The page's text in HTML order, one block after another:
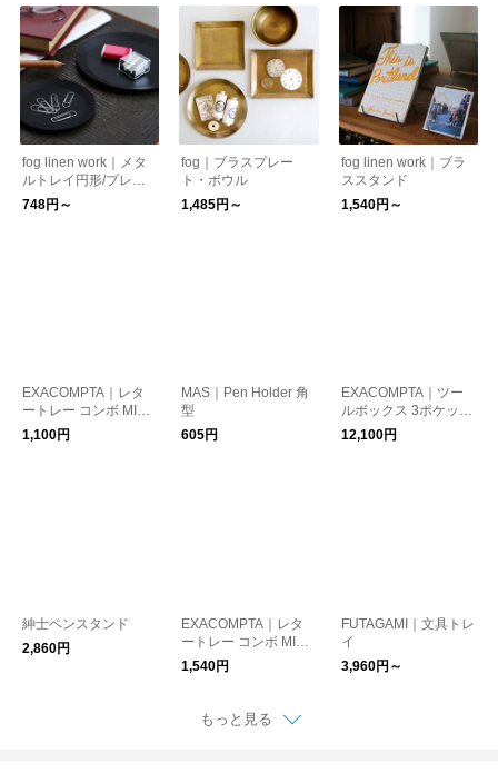
fog linen work｜メタ
ルトレイ円形/プレー
ト
748円～
fog｜ブラスプレー
ト・ボウル
1,485円～
fog linen work｜ブラ
ススタンド
1,540円～
EXACOMPTA｜レタ
ートレー コンボ MINI
A4 縦型
1,100円
MAS｜Pen Holder 角
型
605円
EXACOMPTA｜ツー
ルボックス 3ポケット
横型
12,100円
紳士ペンスタンド
2,860円
EXACOMPTA｜レタ
ートレー コンボ MIDI
A4 縦型
1,540円
FUTAGAMI｜文具トレ
イ
3,960円～
もっと見る